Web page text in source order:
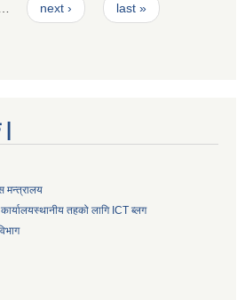
… next › last »
|
मन्त्रालय
स्थानीय तहको लागि ICT ब्लग